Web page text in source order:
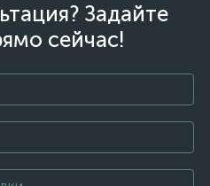
Задайте
сейчас!